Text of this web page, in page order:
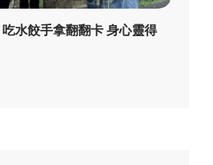
水餃手拿翻翻卡 身心靈得